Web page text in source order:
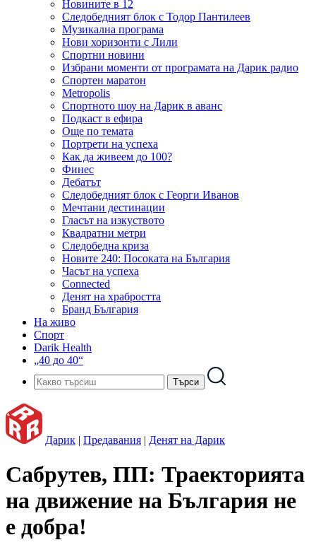
Новините в 12
Следобедният блок с Тодор Пантилеев
Музикална програма
Нови хоризонти с Лили
Спортни новини
Избрани моменти от програмата на Дарик радио
Спортен маратон
Metropolis
Спортното шоу на Дарик в аванс
Подкаст в ефира
Още по темата
Портрети на успеха
Как да живеем до 100?
Финес
Дебатът
Следобедният блок с Георги Иванов
Мечтани дестинации
Гласът на изкуството
Квадратни метри
Следобедна криза
Новите 240: Посоката на България
Часът на успеха
Connected
Денят на храбростта
Бранд България
На живо
Спорт
Darik Health
„40 до 40“
Дарик | Предавания | Денят на Дарик
Сабрутев, ПП: Траекторията
на движение на България не
е добра!